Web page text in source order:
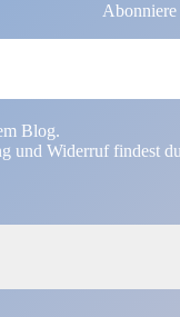
Abonniere
Blog.
und Widerruf findest